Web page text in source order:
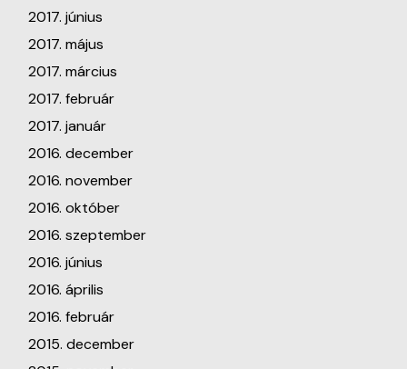
2017. június
2017. május
2017. március
2017. február
2017. január
2016. december
2016. november
2016. október
2016. szeptember
2016. június
2016. április
2016. február
2015. december